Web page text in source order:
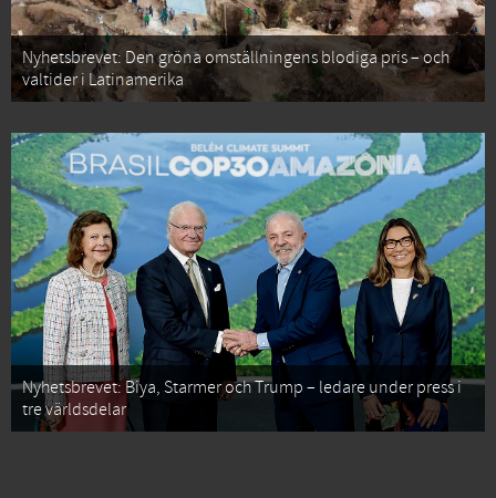
Nyhetsbrevet: Den gröna omställningens blodiga pris – och
valtider i Latinamerika
Nyhetsbrevet: Biya, Starmer och Trump – ledare under press i
tre världsdelar